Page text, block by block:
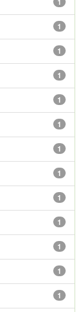
1
1
1
1
1
1
1
1
1
1
1
1